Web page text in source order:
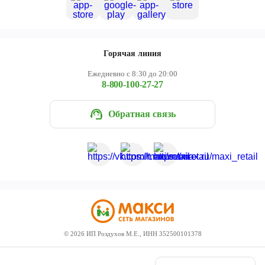
Горячая линия
Ежедневно с 8:30 до 20:00
8-800-100-27-27
Обратная связь
© 2026 ИП Роздухов М.Е., ИНН 352500101378